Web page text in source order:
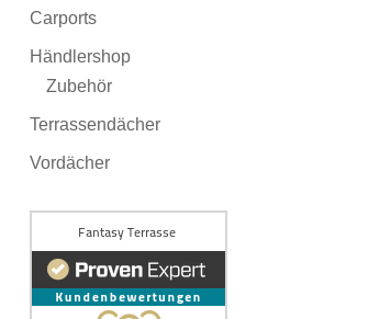
Carports
Händlershop
Zubehör
Terrassendächer
Vordächer